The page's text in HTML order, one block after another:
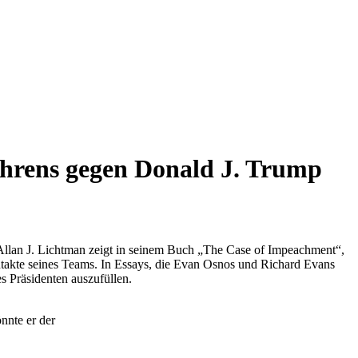
gegen Donald J. Trump
J. Lichtman zeigt in seinem Buch „The Case of Impeachment“,
seines Teams. In Essays, die Evan Osnos und Richard Evans
Präsidenten auszufüllen.
er der